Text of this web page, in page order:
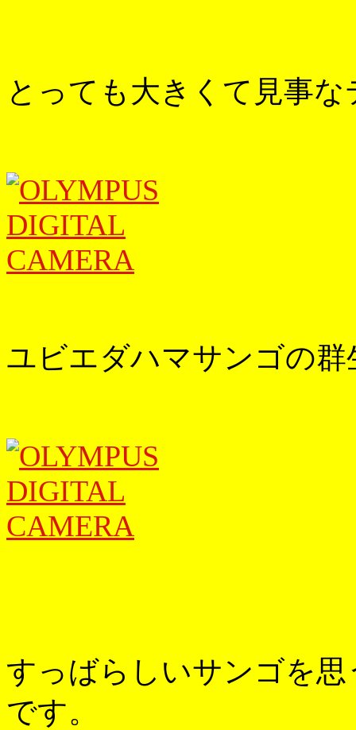
とっても大きくて見事
ユビエダハマサンゴの群
すっばらしいサンゴを
です。